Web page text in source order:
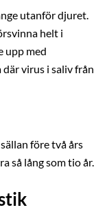
utanför djuret.
helt i
upp med
virus i saliv från
före två års
så lång som tio år.